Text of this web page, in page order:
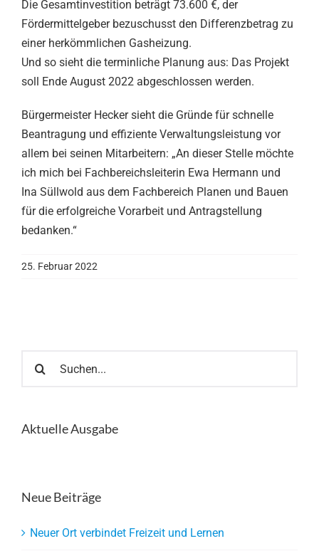
Die Gesamtinvestition beträgt 73.600 €, der
Fördermittelgeber bezuschusst den Differenzbetrag zu
einer herkömmlichen Gasheizung.
Und so sieht die terminliche Planung aus: Das Projekt
soll Ende August 2022 abgeschlossen werden.
Bürgermeister Hecker sieht die Gründe für schnelle
Beantragung und effiziente Verwaltungsleistung vor
allem bei seinen Mitarbeitern: „An dieser Stelle möchte
ich mich bei Fachbereichsleiterin Ewa Hermann und
Ina Süllwold aus dem Fachbereich Planen und Bauen
für die erfolgreiche Vorarbeit und Antragstellung
bedanken.“
25. Februar 2022
nach:
Aktuelle Ausgabe
Neue Beiträge
Neuer Ort verbindet Freizeit und Lernen